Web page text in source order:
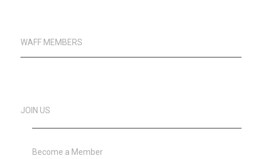
WAFF MEMBERS
JOIN US
Become a Member